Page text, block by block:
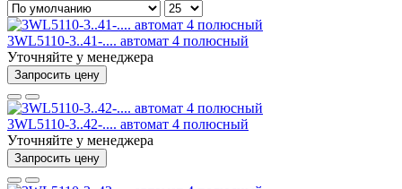
3WL5110-3..41-.... автомат 4 полюсный
Уточняйте у менеджера
Запросить цену
3WL5110-3..42-.... автомат 4 полюсный
Уточняйте у менеджера
Запросить цену